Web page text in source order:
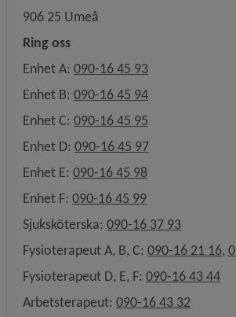
906 25 Umeå
Ring oss
Enhet A: 090-16 45 93
Enhet B: 090-16 45 94
Enhet C: 090-16 45 95
Enhet D: 090-16 45 97
Enhet E: 090-16 45 98
Enhet F: 090-16 45 99
Sjuksköterska: 090-16 37 93
Fysioterapeut A, B, C: 090-16 21 16,
Fysioterapeut D, E, F: 090-16 43 44
Arbetsterapeut: 090-16 43 32